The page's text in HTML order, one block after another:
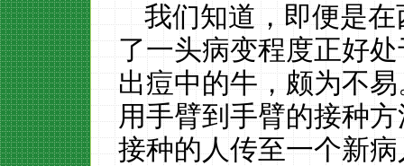
我们知道，即便是
了一头病变程度正好
出痘中的牛，颇为不
用手臂到手臂的接种
接种的人传至一个新